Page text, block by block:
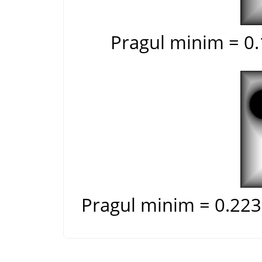
Pragul minim =
Pragul minim =